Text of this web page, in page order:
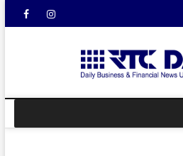
FacebookInstagram